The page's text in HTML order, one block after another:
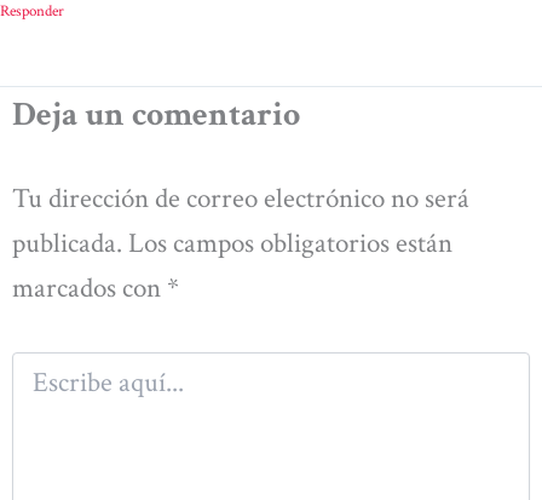
Responder
Deja un comentario
Tu dirección de correo electrónico no será
publicada. Los campos obligatorios están
marcados con *
Escribe
aquí...